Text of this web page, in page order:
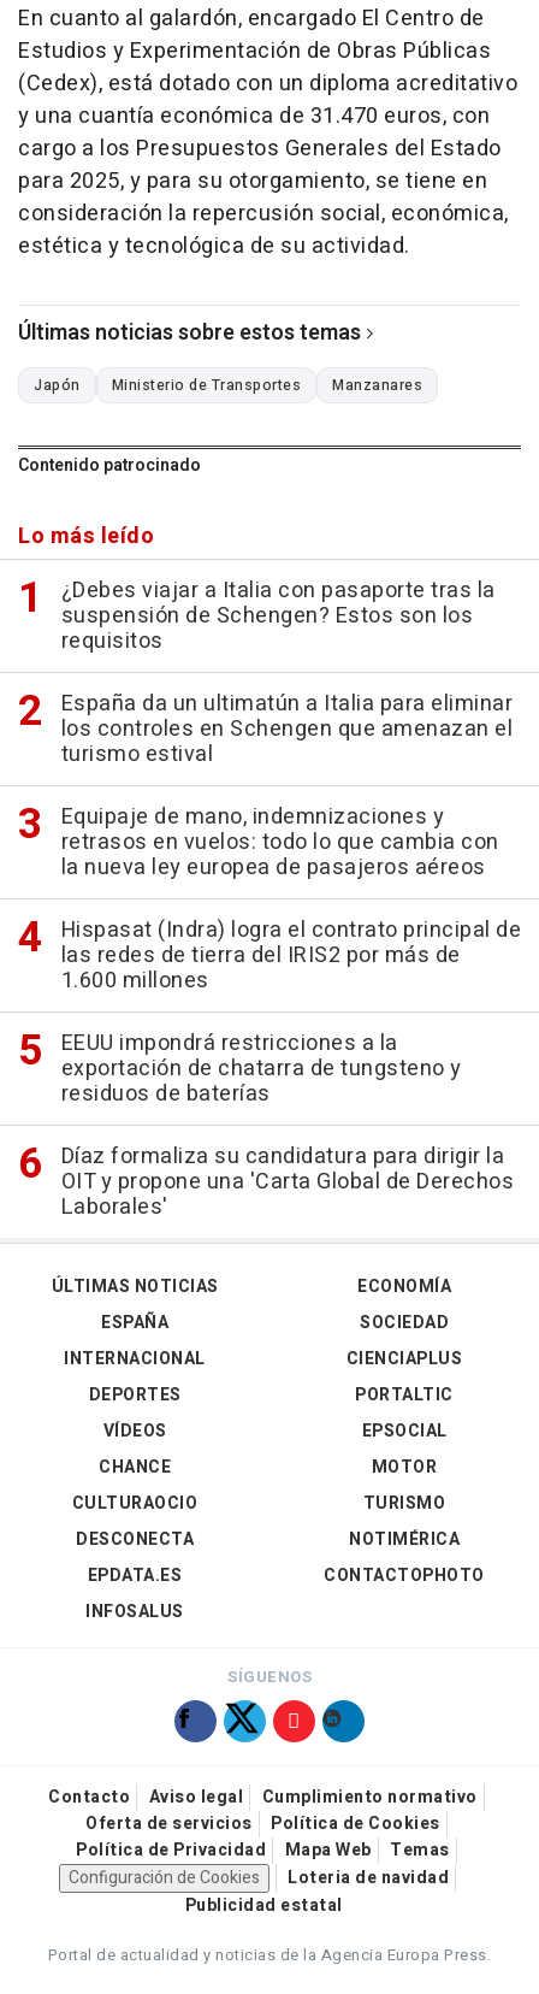
En cuanto al galardón, encargado El Centro de
Estudios y Experimentación de Obras Públicas
(Cedex), está dotado con un diploma acreditativo
y una cuantía económica de 31.470 euros, con
cargo a los Presupuestos Generales del Estado
para 2025, y para su otorgamiento, se tiene en
consideración la repercusión social, económica,
estética y tecnológica de su actividad.
Últimas noticias sobre estos temas
Japón Ministerio de Transportes Manzanares
Contenido patrocinado
Lo más leído
¿Debes viajar a Italia con pasaporte tras la
suspensión de Schengen? Estos son los
requisitos
España da un ultimatún a Italia para eliminar
los controles en Schengen que amenazan el
turismo estival
Equipaje de mano, indemnizaciones y
retrasos en vuelos: todo lo que cambia con
la nueva ley europea de pasajeros aéreos
Hispasat (Indra) logra el contrato principal de
las redes de tierra del IRIS2 por más de
1.600 millones
EEUU impondrá restricciones a la
exportación de chatarra de tungsteno y
residuos de baterías
Díaz formaliza su candidatura para dirigir la
OIT y propone una 'Carta Global de Derechos
Laborales'
ÚLTIMAS NOTICIAS
ESPAÑA
INTERNACIONAL
DEPORTES
VÍDEOS
ECONOMÍA
SOCIEDAD
CIENCIAPLUS
PORTALTIC
EPSOCIAL
CHANCE
CULTURAOCIO
DESCONECTA
EPDATA.ES
INFOSALUS
MOTOR
TURISMO
NOTIMÉRICA
CONTACTOPHOTO
SÍGUENOS
Contacto Aviso legal
Cumplimiento normativo
Oferta de servicios
Política de Cookies
Política de Privacidad
Mapa Web
Temas
Configuración de Cookies
Loteria de navidad
Publicidad estatal
Portal de actualidad y noticias de la Agencia Europa Press.